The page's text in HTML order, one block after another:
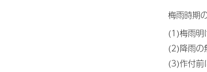
梅雨時期
(1)梅雨明
(2)降雨の
(3)作付前